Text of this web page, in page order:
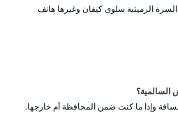
الرميثية سلوى كيفان وغيرها هاتف
السالمية؟
وإذا ما كنت ضمن المحافظة أم خارجها.